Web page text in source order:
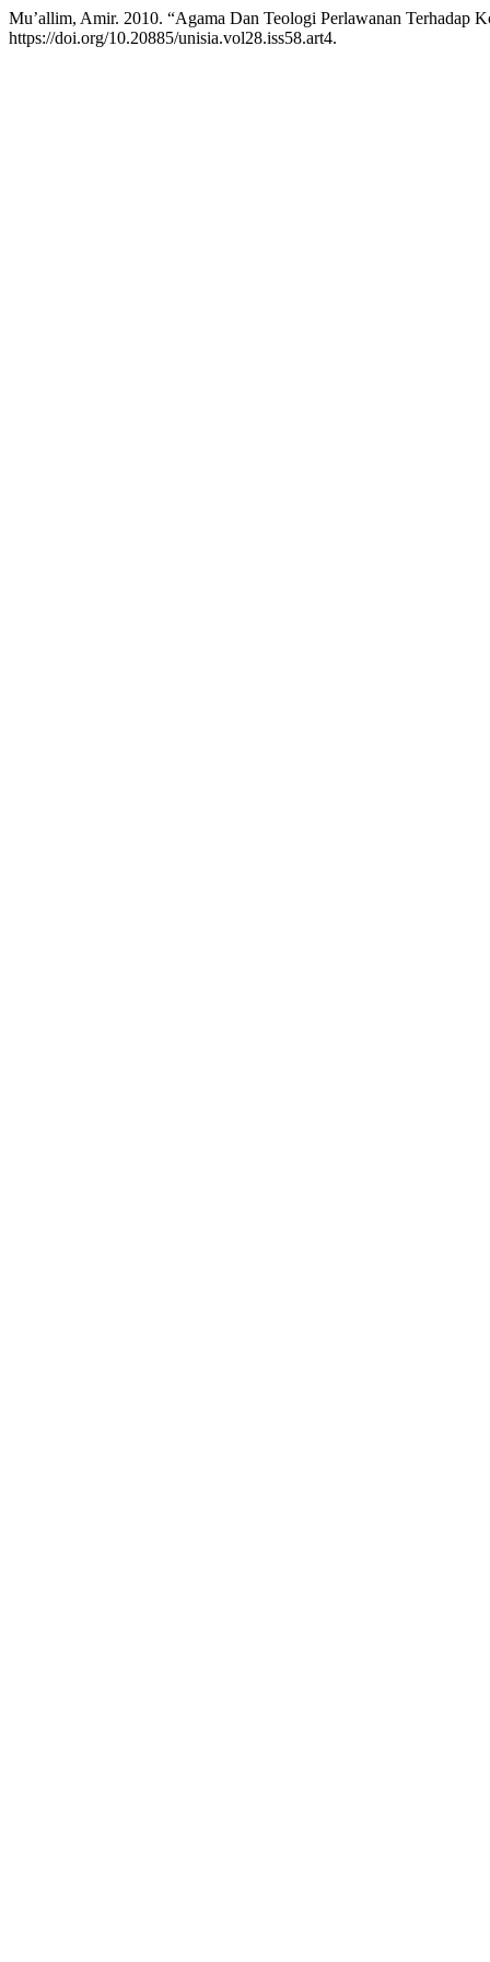
Mu’allim, Amir. 2010. “Agama Dan Teologi Perlawanan Terhadap
https://doi.org/10.20885/unisia.vol28.iss58.art4.